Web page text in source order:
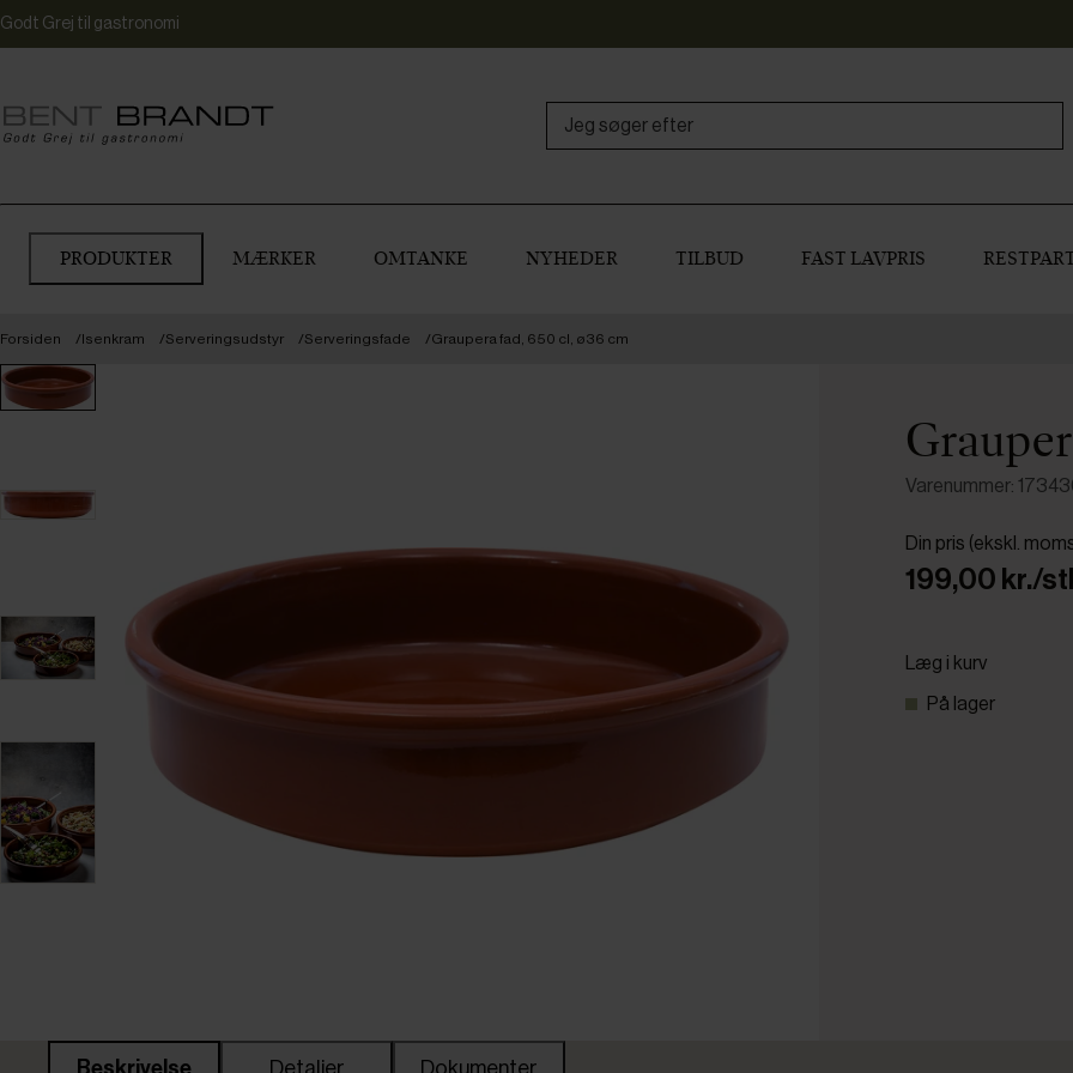
Godt Grej til gastronomi
PRODUKTER MÆRKER OMTANKE NYHEDER TILBUD FAST LAVPRIS
Forsiden Isenkram Serveringsudstyr Serveringsfade Graupera fad, 650 cl, ø36 cm
Varenummer:
Din pris (ekskl.
199,00 kr./
Læg i kurv
På lager
Beskrivelse Detaljer Dokumenter